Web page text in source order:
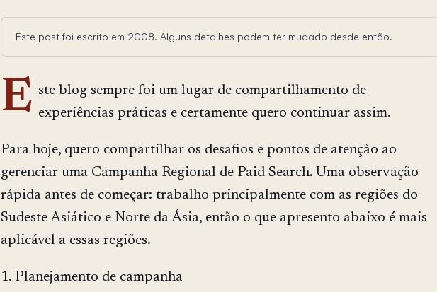
Este post foi escrito em 2008. Alguns detalhes podem ter mudado desde então.
E ste blog sempre foi um lugar de compartilhamento de
experiências práticas e certamente quero continuar assim.
Para hoje, quero compartilhar os desafios e pontos de atenção ao
gerenciar uma Campanha Regional de Paid Search. Uma observação
rápida antes de começar: trabalho principalmente com as regiões do
Sudeste Asiático e Norte da Ásia, então o que apresento abaixo é mais
aplicável a essas regiões.
1. Planejamento de campanha